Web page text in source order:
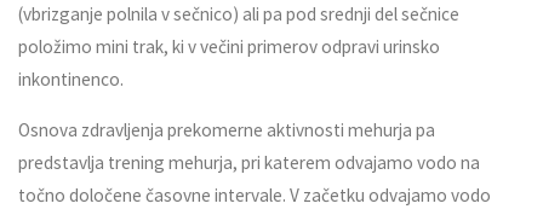
(vbrizganje polnila v sečnico) ali pa pod srednji del sečnice
položimo mini trak, ki v večini primerov odpravi urinsko
inkontinenco.
Osnova zdravljenja prekomerne aktivnosti mehurja pa
predstavlja trening mehurja, pri katerem odvajamo vodo na
točno določene časovne intervale. V začetku odvajamo vodo